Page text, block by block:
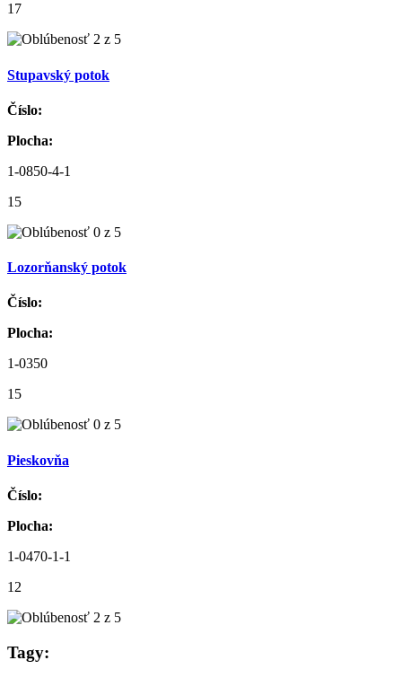
17
Stupavský potok
Číslo:
Plocha:
1-0850-4-1
15
Lozorňanský potok
Číslo:
Plocha:
1-0350
15
Pieskovňa
Číslo:
Plocha:
1-0470-1-1
12
Tagy: